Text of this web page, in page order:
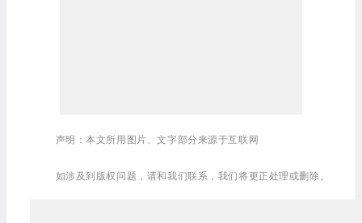
声明：本文所用图片、文字部分来源于互联网
如涉及到版权问题，请和我们联系，我们将更正处理或删除。